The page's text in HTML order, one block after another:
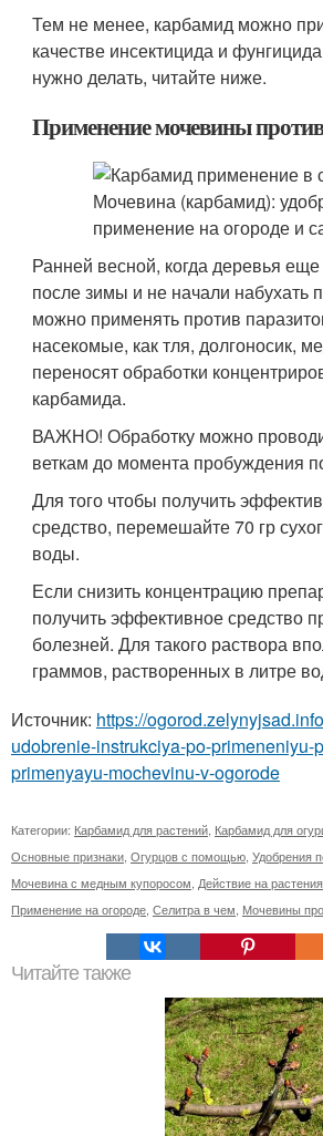
Тем не менее, карбамид можно
качестве инсектицида и
нужно делать, читайте ниже.
Применение мочевины
Ранней весной, когда деревья
после зимы и не начали набухать
можно применять против
насекомые, как тля, долгоносик,
переносят обработки
карбамида.
ВАЖНО! Обработку можно
веткам до момента пробуждения
Для того чтобы получить
средство, перемешайте 70 гр
воды.
Если снизить концентрацию
получить эффективное средство
болезней. Для такого раствора
граммов, растворенных в литре
Источник: https://
udobrenie-instrukciya-po-primeneniyu-
primenyayu-mochevinu-v-ogorode
Категории: Карбамид для растений Карбамид для
Основные признаки Огурцов с помощью Удобрения
Мочевина с медным купоросом Действие на растения
Применение на огороде Селитра в чем Мочевины
Читайте также